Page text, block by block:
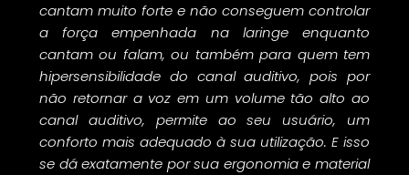
cantam muito forte e não conseguem controlar
a força empenhada na laringe enquanto
cantam ou falam, ou também para quem tem
hipersensibilidade do canal auditivo, pois por
não retornar a voz em um volume tão alto ao
canal auditivo, permite ao seu usuário, um
conforto mais adequado à sua utilização. E isso
se dá exatamente por sua ergonomia e material